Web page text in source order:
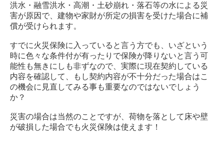
洪水・融雪洪水・高潮・土砂崩れ・落石等の水による災
害が原因で、建物や家財が所定の損害を受けた場合に補
償が受けられます。
すでに火災保険に入っていると言う方でも、いざという
時に色々な条件付が有ったりで保険が降りないと言う可
能性も無きにしも非ずなので、実際に現在契約している
内容を確認して、もし契約内容が不十分だった場合はこ
の機会に見直してみる事も重要なのではないでしょう
か？
災害の場合は当然のことですが、荷物を落として床や壁
が破損した場合でも火災保険は使えます！